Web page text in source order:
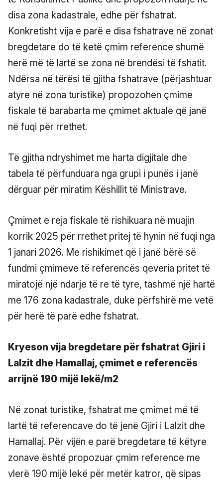
disa zona kadastrale, edhe për fshatrat.
Konkretisht vija e parë e disa fshatrave në zonat
bregdetare do të ketë çmim reference shumë
herë më të lartë se zona në brendësi të fshatit.
Ndërsa në tërësi të gjitha fshatrave (përjashtuar
atyre në zona turistike) propozohen çmime
fiskale të barabarta me çmimet aktuale që janë
në fuqi për rrethet.
Të gjitha ndryshimet me harta digjitale dhe
tabela të përfunduara nga grupi i punës i janë
dërguar për miratim Këshillit të Ministrave.
Çmimet e reja fiskale të rishikuara në muajin
korrik 2025 për rrethet pritej të hynin në fuqi nga
1 janari 2026. Me rishikimet që i janë bërë së
fundmi çmimeve të referencës qeveria pritet të
miratojë një ndarje të re të tyre, tashmë një hartë
me 176 zona kadastrale, duke përfshirë me vetë
për herë të parë edhe fshatrat.
Kryeson vija bregdetare për fshatrat Gjiri i
Lalzit dhe Hamallaj, çmimet e referencës
arrijnë 190 mijë lekë/m2
Në zonat turistike, fshatrat me çmimet më të
lartë të referencave do të jenë Gjiri i Lalzit dhe
Hamallaj. Për vijën e parë bregdetare të këtyre
zonave është propozuar çmim reference me
vlerë 190 mijë lekë për metër katror, që sipas